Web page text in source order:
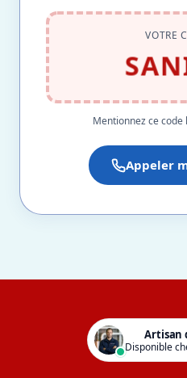
VOTRE
Mentionnez ce
Appeler
Artisan
Disponible